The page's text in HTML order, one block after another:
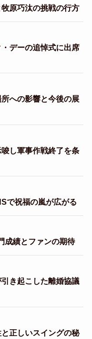
原巧汰の挑戦の行方
デーの追悼式に出席
への影響と今後の展
し軍事作戦終了を条
で祝福の嵐が広がる
成績とファンの期待
き起こした離婚協議
正しいスイングの秘